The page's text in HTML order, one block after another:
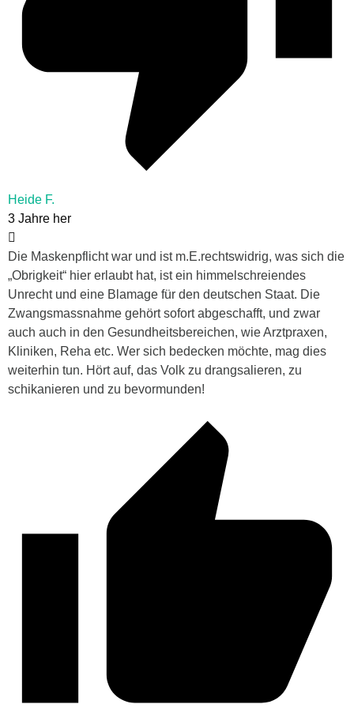
Heide F.
3 Jahre her
Die Maskenpflicht war und ist m.E.rechtswidrig, was sich die
„Obrigkeit“ hier erlaubt hat, ist ein himmelschreiendes
Unrecht und eine Blamage für den deutschen Staat. Die
Zwangsmassnahme gehört sofort abgeschafft, und zwar
auch auch in den Gesundheitsbereichen, wie Arztpraxen,
Kliniken, Reha etc. Wer sich bedecken möchte, mag dies
weiterhin tun. Hört auf, das Volk zu drangsalieren, zu
schikanieren und zu bevormunden!